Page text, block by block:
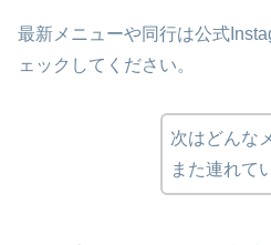
最新メニューや同行は公式
ェックしてください。
次はどんな
また連れて